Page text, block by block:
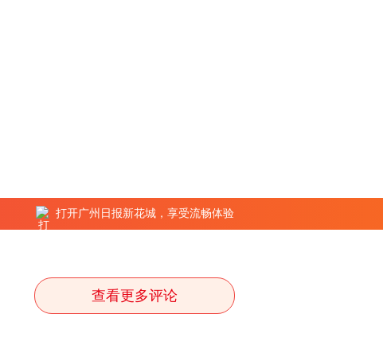
打开广州日报新花城，享受流畅体验
查看更多评论